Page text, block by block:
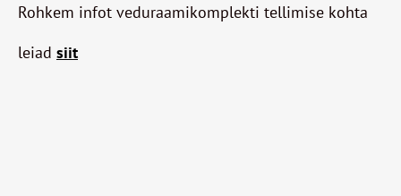
Rohkem infot veduraamikomplekti tellimise kohta
leiad siit